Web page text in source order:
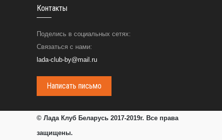
Контакты
Поделись в социальных сетях:
Связаться с нами:
lada-club-by@mail.ru
Написать письмо
© Лада Клуб Беларусь 2017-2019г. Все права
защищены.